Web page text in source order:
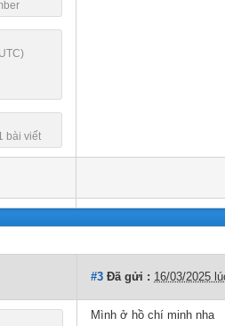
bài viết
#3 Đã gửi : 16/03/2025
Mình ở hồ chí minh nha